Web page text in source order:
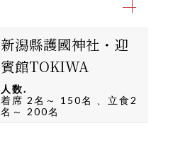
新潟縣護國神社・迎
賓館TOKIWA
人数.
着席 2名～ 150名 、立食2
名～ 200名